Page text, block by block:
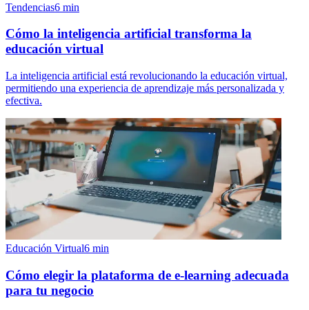
Tendencias6 min
Cómo la inteligencia artificial transforma la
educación virtual
La inteligencia artificial está revolucionando la educación virtual,
permitiendo una experiencia de aprendizaje más personalizada y
efectiva.
Educación Virtual6 min
Cómo elegir la plataforma de e-learning adecuada
para tu negocio